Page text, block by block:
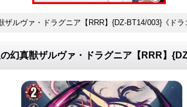
ザルヴァ・ドラグニア【RRR】{DZ-BT14/003}《ドラ
幻真獣ザルヴァ・ドラグニア【RRR】